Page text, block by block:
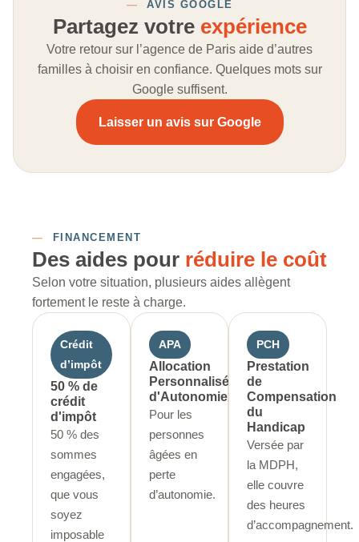
— AVIS GOOGLE
Partagez votre expérience
Votre retour sur l’agence de Paris aide d’autres
familles à choisir en confiance. Quelques mots sur
Google suffisent.
Laisser un avis sur Google
— FINANCEMENT
Des aides pour réduire le coût
Selon votre situation, plusieurs aides allègent
fortement le reste à charge.
Crédit
d’impôt
50 % de
crédit
d'impôt
50 % des
sommes
engagées,
que vous
soyez
imposable
APA
Allocation
Personnalisée
d'Autonomie
Pour les
personnes
âgées en
perte
d’autonomie.
PCH
Prestation
de
Compensation
du
Handicap
Versée par
la MDPH,
elle couvre
des heures
d’accompagnement.